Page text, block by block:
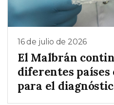
16 de julio de 2026
El Malbrán
diferentes países
para el